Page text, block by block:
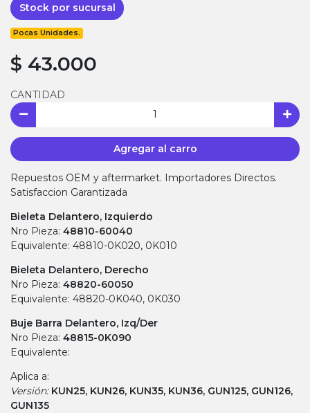
Stock por sucursal
Pocas Unidades.
$ 43.000
CANTIDAD
Agregar al carro
Repuestos OEM y aftermarket. Importadores Directos.
Satisfaccion Garantizada
Bieleta Delantero, Izquierdo
Nro Pieza: 48810-60040
Equivalente: 48810-0K020, 0K010
Bieleta Delantero, Derecho
Nro Pieza: 48820-60050
Equivalente: 48820-0K040, 0K030
Buje Barra Delantero, Izq/Der
Nro Pieza: 48815-0K090
Equivalente:
Aplica a:
Versión: KUN25, KUN26, KUN35, KUN36, GUN125, GUN126,
GUN135